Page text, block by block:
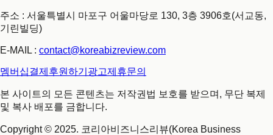
주소 : 서울특별시 마포구 어울마당로 130, 3층 3906호(서교동,
기린빌딩)
E-MAIL : contact@koreabizreview.com
멤버십결제 후원하기 광고제휴문의
본 사이트의 모든 콘텐츠는 저작권법 보호를 받으며, 무단 복제
및 복사 배포를 금합니다.
Copyright © 2025. 코리아비즈니스리뷰(Korea Business